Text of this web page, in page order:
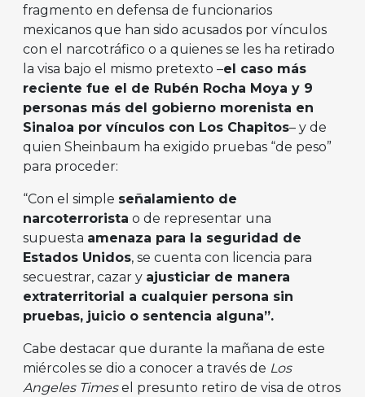
fragmento en defensa de funcionarios
mexicanos que han sido acusados por vínculos
con el narcotráfico o a quienes se les ha retirado
la visa bajo el mismo pretexto –el caso más
reciente fue el de Rubén Rocha Moya y 9
personas más del gobierno morenista en
Sinaloa por vínculos con Los Chapitos– y de
quien Sheinbaum ha exigido pruebas “de peso”
para proceder:
“Con el simple señalamiento de
narcoterrorista o de representar una
supuesta amenaza para la seguridad de
Estados Unidos, se cuenta con licencia para
secuestrar, cazar y ajusticiar de manera
extraterritorial a cualquier persona sin
pruebas, juicio o sentencia alguna”.
Cabe destacar que durante la mañana de este
miércoles se dio a conocer a través de Los
Angeles Timesel presunto retiro de visa de otros